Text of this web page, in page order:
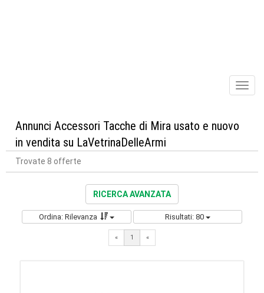
Annunci Accessori Tacche di Mira usato e nuovo
in vendita su LaVetrinaDelleArmi
Trovate 8 offerte
RICERCA AVANZATA
Ordina: Rilevanza Risultati: 80
« 1 «